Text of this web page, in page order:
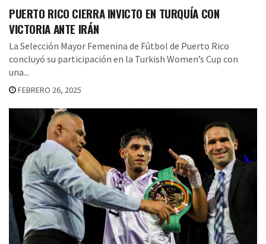
PUERTO RICO CIERRA INVICTO EN TURQUÍA CON
VICTORIA ANTE IRÁN
La Selección Mayor Femenina de Fútbol de Puerto Rico
concluyó su participación en la Turkish Women’s Cup con
una...
FEBRERO 26, 2025